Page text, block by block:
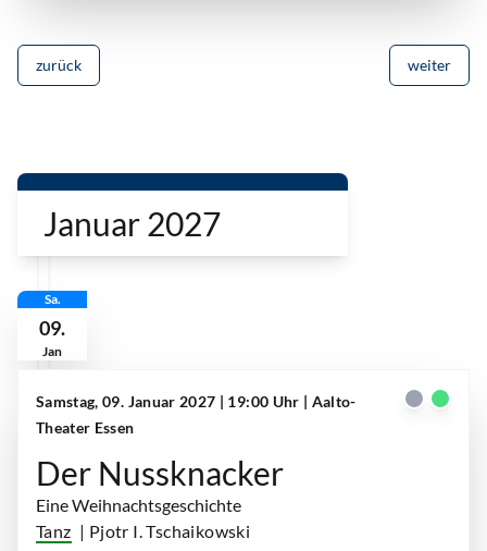
zurück weiter
Januar 2027
Sa.
09.
Jan
Samstag, 09. Januar 2027 | 19:00 Uhr | Aalto-
Theater Essen
Der Nussknacker
Eine Weihnachtsgeschichte
Tanz | Pjotr I. Tschaikowski